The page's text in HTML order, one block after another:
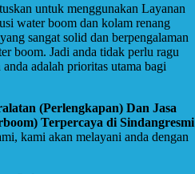
untuk menggunakan Layanan
water boom dan kolam renang
sangat solid dan berpengalaman
boom. Jadi anda tidak perlu ragu
adalah prioritas utama bagi
(Perlengkapan) Dan Jasa
Terpercaya di Sindangresmi
kami akan melayani anda dengan